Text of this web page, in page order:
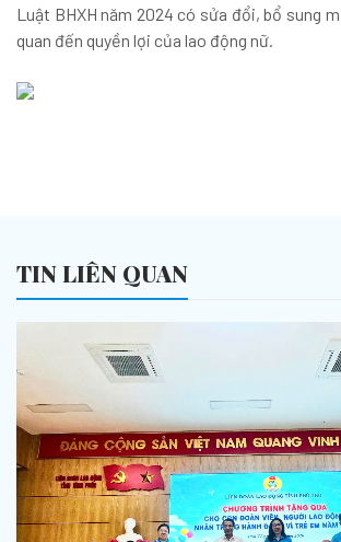
Luật BHXH năm 2024 có sửa đổi, bổ sung
quan đến quyền lợi của lao động nữ.
TIN LIÊN QUAN